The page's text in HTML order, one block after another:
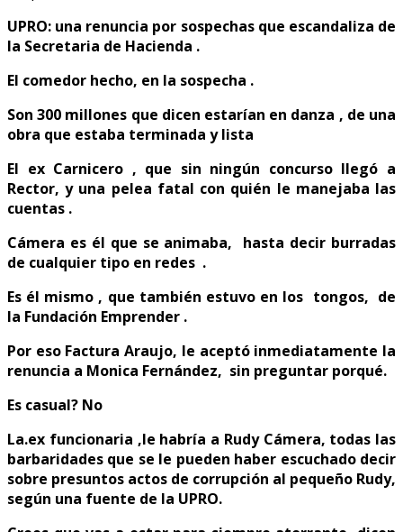
UPRO: una renuncia por sospechas que escandaliza de
la Secretaria de Hacienda .
El comedor hecho, en la sospecha .
Son 300 millones que dicen estarían en danza , de una
obra que estaba terminada y lista
El ex Carnicero , que sin ningún concurso llegó a
Rector, y una pelea fatal con quién le manejaba las
cuentas .
Cámera es él que se animaba, hasta decir burradas
de cualquier tipo en redes .
Es él mismo , que también estuvo en los tongos, de
la Fundación Emprender .
Por eso Factura Araujo, le aceptó inmediatamente la
renuncia a Monica Fernández, sin preguntar porqué.
Es casual? No
La.ex funcionaria ,le habría a Rudy Cámera, todas las
barbaridades que se le pueden haber escuchado decir
sobre presuntos actos de corrupción al pequeño Rudy,
según una fuente de la UPRO.